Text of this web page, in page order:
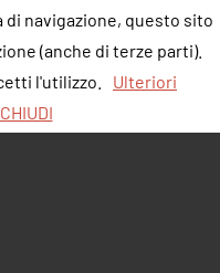
navigazione, questo sito
(anche di terze parti).
l'utilizzo.
Ulteriori
CHIUDI